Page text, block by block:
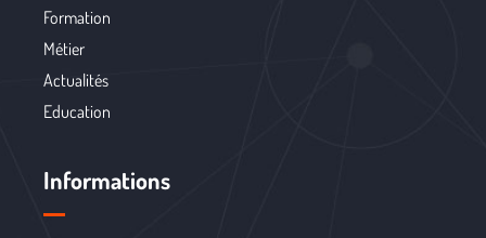
Formation
Métier
Actualités
Education
Informations